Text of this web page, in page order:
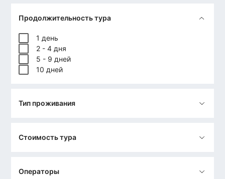
Продолжительность тура
1 день
2 - 4 дня
5 - 9 дней
10 дней
Тип проживания
Стоимость тура
Операторы